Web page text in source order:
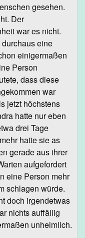
gesehen.
Der
war es nicht.
eine
einigermaßen
Person
dass diese
war
jetzt höchstens
hatte nur eben
drei Tage
hatte sie as
gerade aus ihrer
aufgefordert
eine Person mehr
schlagen würde.
doch irgendetwas
nichts auffällig
unheimlich.